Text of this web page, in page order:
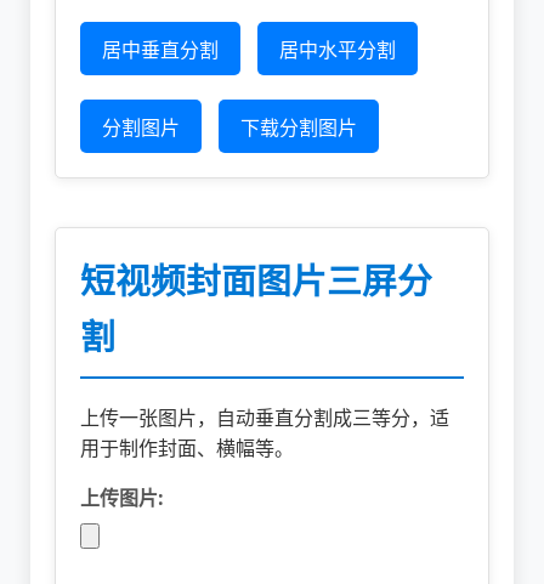
居中垂直分割 居中水平分割
分割图片 下载分割图片
短视频封面图片三屏分
割
上传一张图片，自动垂直分割成三等分，适
用于制作封面、横幅等。
上传图片: